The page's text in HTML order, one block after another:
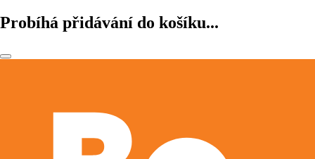
Probíhá přidávání do košíku...